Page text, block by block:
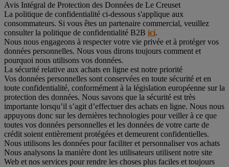
Avis Intégral de Protection des Données de Le Creuset
La politique de confidentialité ci-dessous s'applique aux
consommateurs. Si vous êtes un partenaire commercial, veuillez
consulter la politique de confidentialité B2B ici.
Nous nous engageons à respecter votre vie privée et à protéger vos
données personnelles. Nous vous dirons toujours comment et
pourquoi nous utilisons vos données.
La sécurité relative aux achats en ligne est notre priorité
Vos données personnelles sont conservées en toute sécurité et en
toute confidentialité, conformément à la législation européenne sur la
protection des données. Nous savons que la sécurité est très
importante lorsqu’il s’agit d’effectuer des achats en ligne. Nous nous
appuyons donc sur les dernières technologies pour veiller à ce que
toutes vos données personnelles et les données de votre carte de
crédit soient entièrement protégées et demeurent confidentielles.
Nous utilisons les données pour faciliter et personnaliser vos achats
Nous analysons la manière dont les utilisateurs utilisent notre site
Web et nos services pour rendre les choses plus faciles et toujours